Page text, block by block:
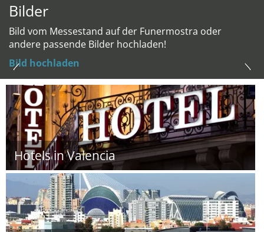
Bilder
Bild vom Messestand auf der Funermostra oder
andere passende Bilder hochladen!
Bild hochladen
Hotels in Valencia